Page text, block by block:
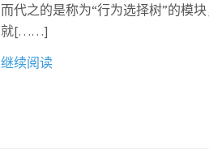
而代之的是称为“行为选择树”的模
就[……]
继续阅读